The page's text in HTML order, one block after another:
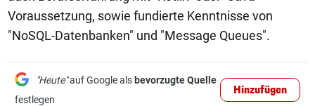
Voraussetzung, sowie fundierte Kenntnisse von
"NoSQL-Datenbanken" und "Message Queues".
"Heute"auf Google als bevorzugte Quelle
festlegen
Hinzufügen